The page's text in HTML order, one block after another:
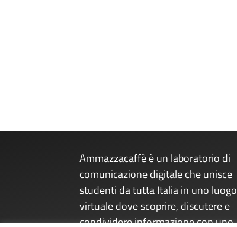
Ammazzacaffè è un laboratorio di
comunicazione digitale che unisce
studenti da tutta Italia in uno luogo
virtuale dove scoprire, discutere e
condividere informazione con uno